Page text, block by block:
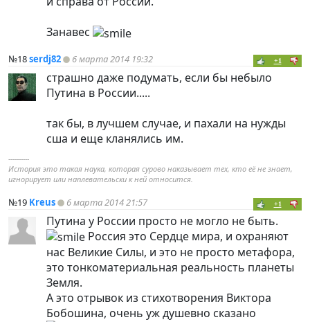
Занавес
№18serdj82 6 марта 2014 19:32 +1
страшно даже подумать, если бы небыло
Путина в России.....
так бы, в лучшем случае, и пахали на нужды
сша и еще кланялись им.
----------
История это такая наука, которая сурово наказывает тех, кто её не знает,
игнорирует или наплевательски к ней относится.
№19 Kreus 6 марта 2014 21:57 +1
Путина у России просто не могло не быть.
Россия это Сердце мира, и охраняют
нас Великие Силы, и это не просто метафора,
это тонкоматериальная реальность планеты
Земля.
А это отрывок из стихотворения Виктора
Бобошина, очень уж душевно сказано